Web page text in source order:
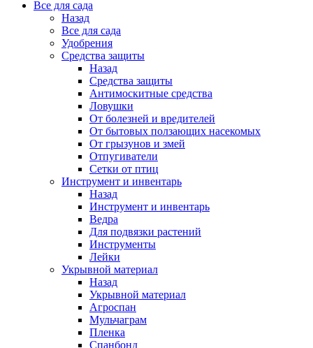
Все для сада
Назад
Все для сада
Удобрения
Средства защиты
Назад
Средства защиты
Антимоскитные средства
Ловушки
От болезней и вредителей
От бытовых ползающих насекомых
От грызунов и змей
Отпугиватели
Сетки от птиц
Инструмент и инвентарь
Назад
Инструмент и инвентарь
Ведра
Для подвязки растений
Инструменты
Лейки
Укрывной материал
Назад
Укрывной материал
Агроспан
Мульчаграм
Пленка
Спанбонд